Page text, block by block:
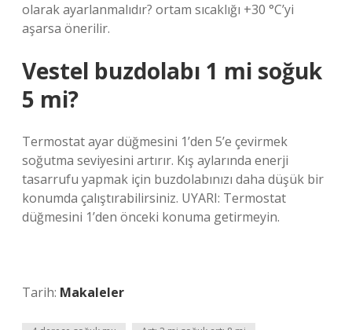
olarak ayarlanmalıdır? ortam sıcaklığı +30 °C’yi
aşarsa önerilir.
Vestel buzdolabı 1 mi soğuk
5 mi?
Termostat ayar düğmesini 1’den 5’e çevirmek
soğutma seviyesini artırır. Kış aylarında enerji
tasarrufu yapmak için buzdolabınızı daha düşük bir
konumda çalıştırabilirsiniz. UYARI: Termostat
düğmesini 1’den önceki konuma getirmeyin.
Tarih: Makaleler